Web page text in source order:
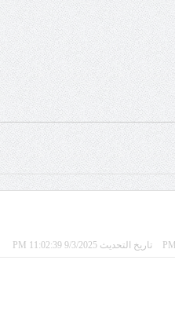
تاريخ التحديث 9/3/2025 11:02:39 PM